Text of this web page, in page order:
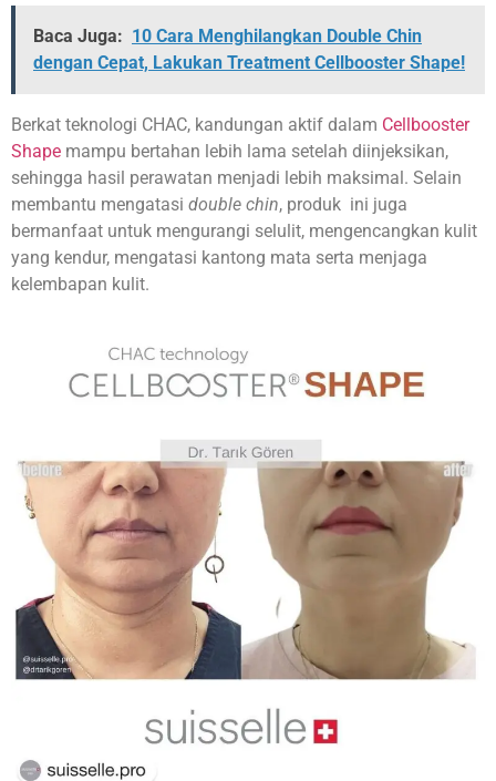
Baca Juga: 10 Cara Menghilangkan Double Chin
dengan Cepat, Lakukan Treatment Cellbooster Shape!
Berkat teknologi CHAC, kandungan aktif dalam Cellbooster
Shape mampu bertahan lebih lama setelah diinjeksikan,
sehingga hasil perawatan menjadi lebih maksimal. Selain
membantu mengatasi double chin, produk ini juga
bermanfaat untuk mengurangi selulit, mengencangkan kulit
yang kendur, mengatasi kantong mata serta menjaga
kelembapan kulit.